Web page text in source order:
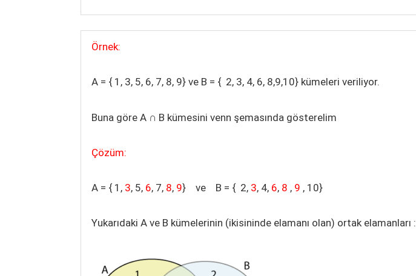
Örnek:
A = { 1, 3, 5, 6, 7, 8, 9} ve B = { 2, 3, 4, 6, 8,9,10} kümeleri veriliyor.
Buna göre A ∩ B kümesini venn şemasında gösterelim
Çözüm:
A = { 1, 3, 5, 6, 7, 8, 9} ve B = { 2, 3, 4, 6, 8 , 9 , 10}
Yukarıdaki A ve B kümelerinin (ikisininde elamanı olan) ortak elamanları :